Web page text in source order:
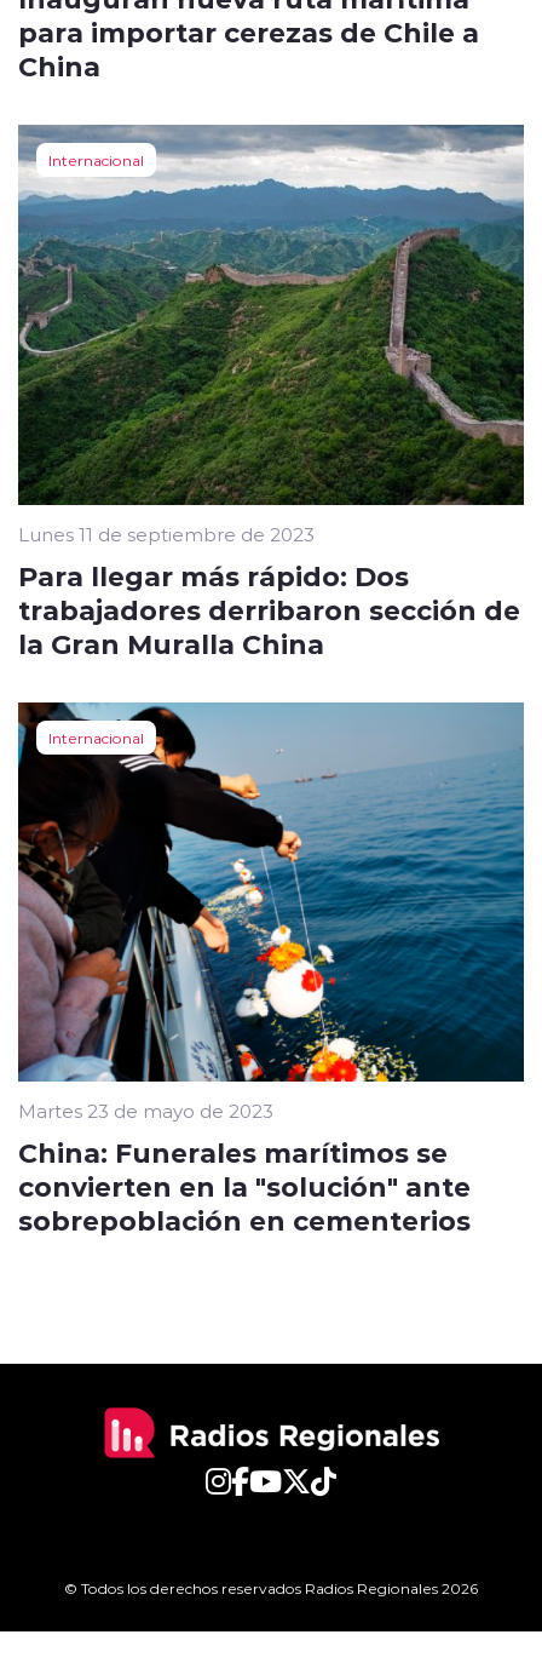
para importar cerezas de Chile a
China
Internacional
Lunes 11 de septiembre de 2023
Para llegar más rápido: Dos
trabajadores derribaron sección de
la Gran Muralla China
Internacional
Martes 23 de mayo de 2023
China: Funerales marítimos se
convierten en la "solución" ante
sobrepoblación en cementerios
© Todos los derechos reservados Radios Regionales 2026